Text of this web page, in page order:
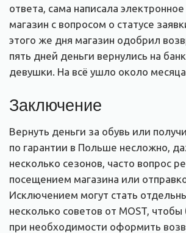
ответа, сама написала
магазин с вопросом о статусе
этого же дня магазин одобрил
пять дней деньги вернулись на
девушки. На всё ушло около месяца.
Заключение
Вернуть деньги за обувь или
по гарантии в Польше несложно,
несколько сезонов, часто вопрос
посещением магазина или
Исключением могут стать
несколько советов от MOST,
при необходимости оформить